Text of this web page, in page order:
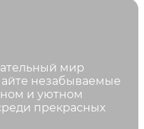
мир
незабываемые
и уютном
прекрасных